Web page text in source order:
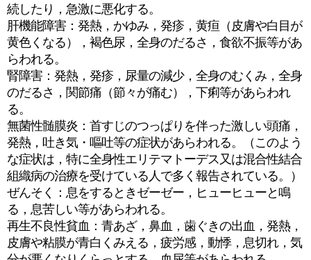
続したり，急激に悪化する。
肝機能障害：発熱，かゆみ，発疹，黄疸（皮膚や白目が
黄色くなる），褐色尿，全身のだるさ，食欲不振等があ
らわれる。
腎障害：発熱，発疹，尿量の減少，全身のむくみ，全身
のだるさ，関節痛（節々が痛む），下痢等があらわれ
る。
無菌性髄膜炎：首すじのつっぱりを伴った激しい頭痛，
発熱，吐き気・嘔吐等の症状があらわれる。（このよう
な症状は，特に全身性エリテマトーデス又は混合性結合
組織病の治療を受けている人で多く報告されている。）
ぜんそく：息をするときゼーゼー，ヒューヒューと鳴
る，息苦しい等があらわれる。
再生不良性貧血：青あざ，鼻血，歯ぐきの出血，発熱，
皮膚や粘膜が青白くみえる，疲労感，動悸，息切れ，気